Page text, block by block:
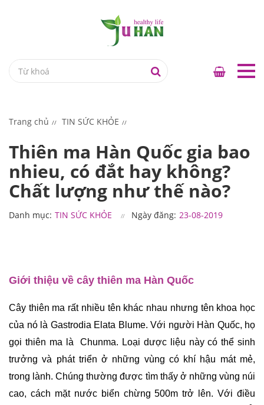
Trang chủ TIN SỨC KHỎE
Thiên ma Hàn Quốc gia bao
nhieu, có đắt hay không?
Chất lượng như thế nào?
Danh mục: TIN SỨC KHỎE Ngày đăng: 23-08-2019
Giới thiệu về cây thiên ma Hàn Quốc
Cây thiên ma rất nhiều tên khác nhau nhưng tên khoa học
của nó là Gastrodia Elata Blume. Với người Hàn Quốc, họ
gọi thiên ma là  Chunma. Loại dược liệu này có thể sinh
trưởng và phát triển ở những vùng có khí hậu mát mẻ,
trong lành. Chúng thường được tìm thấy ở những vùng núi
cao, cách mặt nước biển chừng 500m trở lên. Với điều